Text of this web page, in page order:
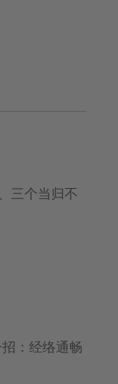
三个当归不
：经络通畅